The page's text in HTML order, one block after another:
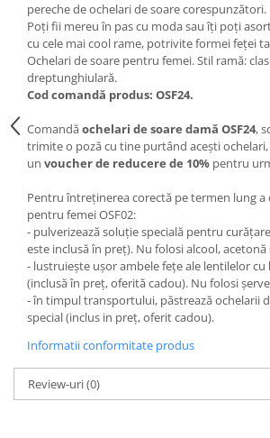
pereche de ochelari de soare corespunzători.
Poți fii mereu în pas cu moda sau îți poți
cu cele mai cool rame, potrivite formei feței
Ochelari de soare pentru femei. Stil ramă:
dreptunghiulară.
Cod comandă produs: OSF24.
Comandăochelari de soare damă OSF24,
trimite o poză cu tine purtând acești
un voucher de reducere de 10% pentru
Pentru întreținerea corectă pe termen lung a
pentru femei OSF02:
- pulverizează soluție specială pentru
este inclusă în preț). Nu folosi alcool,
- lustruiește ușor ambele fețe ale lentilelor
(inclusă în preț, oferită cadou). Nu folosi
- în timpul transportului, păstrează ochelarii
special (inclus in preț, oferit cadou).
Informatii conformitate produs
Review-uri(0)